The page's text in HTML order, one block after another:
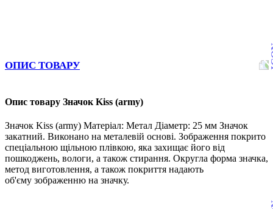
ОПИС ТОВАРУ
Опис товару Значок Kiss (army)
Значок Kiss (army) Матеріал: Метал Діаметр: 25 мм Значок
закатний. Виконано на металевій основі. Зображення покрито
спеціальною щільною плівкою, яка захищає його від
пошкоджень, вологи, а також стирання. Округла форма значка,
метод виготовлення, а також покриття надають
об'єму зображенню на значку.